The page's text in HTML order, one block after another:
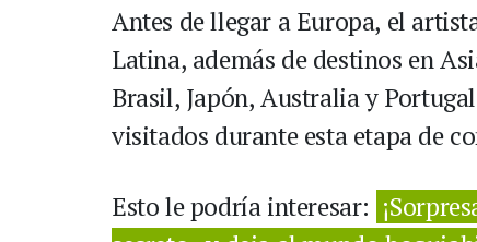
Antes de llegar a Europa, el
Latina, además de destinos en
Brasil, Japón, Australia y
visitados durante esta etapa de
Esto le podría interesar: